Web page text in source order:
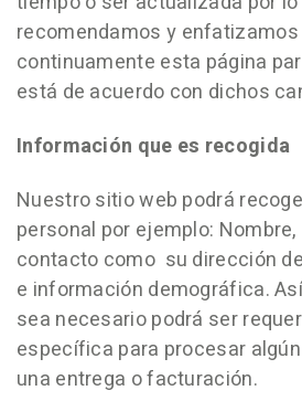
recomendamos y
continuamente esta página
está de acuerdo con dichos
Información que es recogida
Nuestro sitio web podrá
personal por ejemplo:
contacto como su dirección
e información demográfica.
sea necesario podrá ser
específica para procesar
una entrega o facturación.